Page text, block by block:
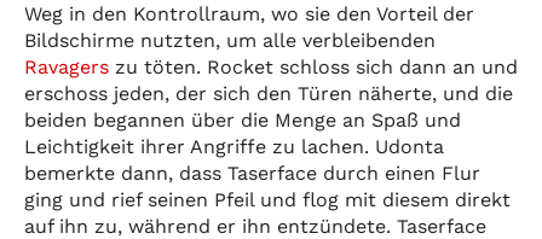
Weg in den Kontrollraum, wo sie den Vorteil der
Bildschirme nutzten, um alle verbleibenden
Ravagers zu töten. Rocket schloss sich dann an und
erschoss jeden, der sich den Türen näherte, und die
beiden begannen über die Menge an Spaß und
Leichtigkeit ihrer Angriffe zu lachen. Udonta
bemerkte dann, dass Taserface durch einen Flur
ging und rief seinen Pfeil und flog mit diesem direkt
auf ihn zu, während er ihn entzündete. Taserface